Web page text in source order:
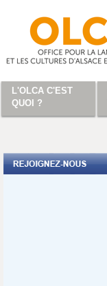
L'OLCA C'EST
QUOI ?